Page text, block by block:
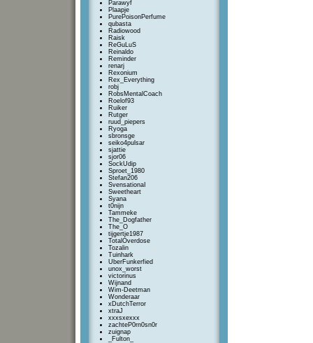
Parawyf
Plaapje
PurePoisonPerfume
qubasta
Radiowood
Raisk
ReGuLuS
Reinaldo
Reminder
renarj
Rexonium
Rex_Everything
robj
RobsMentalCoach
Roelof93
Ruiker
Rutger
ruud_piepers
Ryoga
sbronsge
seiko4pulsar
sjattie
sjor06
SockUdip
Sproet_1980
Stefan206
SvensationaI
Sweetheart
Syana
t0nijn
Tammeke
The_Dogfather
The_O
tijgertje1987
TotalOverdose
Tozalin
Tuinhark
UberFunkerfied
unox_worst
victorinus
Wijnand
Wim-Deetman
Wonderaar
xDutchTerror
xtraJ
xxxsxexxx
zachteP0rn0sn0r
zuignap
_Fulton_